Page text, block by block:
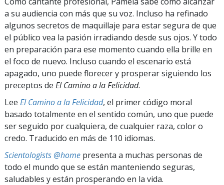
a su audiencia con más que su voz. Incluso ha refinado
algunos secretos de maquillaje para estar segura de que
el público vea la pasión irradiando desde sus ojos. Y todo
en preparación para ese momento cuando ella brille en
el foco de nuevo. Incluso cuando el escenario está
apagado, uno puede florecer y prosperar siguiendo los
preceptos de El Camino a la Felicidad.
Lee El Camino a la Felicidad, el primer código moral
basado totalmente en el sentido común, uno que puede
ser seguido por cualquiera, de cualquier raza, color o
credo. Traducido en más de 110 idiomas.
Scientologists @home presenta a muchas personas de
todo el mundo que se están manteniendo seguras,
saludables y están prosperando en la vida.